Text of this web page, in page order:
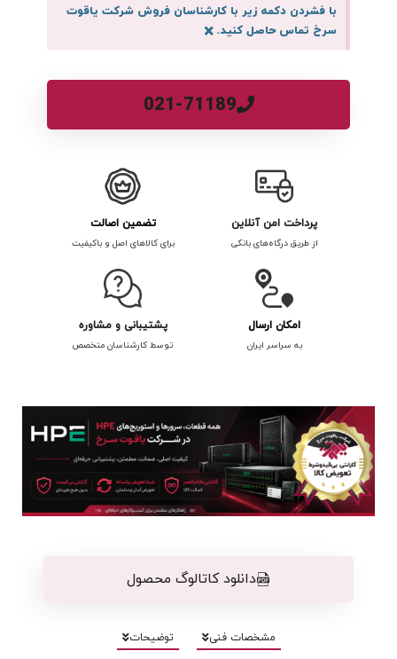
با فشردن دکمه زیر با کارشناسان فروش شرکت یاقوت
سرخ تماس حاصل کنید.×
021-71189
پرداخت امن آنلاین
از طریق درگاه‌های بانکی
تضمین اصالت
برای کالاهای اصل و باکیفیت
امکان ارسال
به سراسر ایران
پشتیبانی و مشاوره
توسط کارشناسان متخصص
دانلود کاتالوگ محصول
مشخصات فنی توضیحات